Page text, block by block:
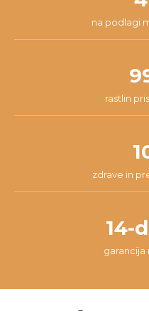
na podlagi
rastlin
zdrave in
14-
garancija